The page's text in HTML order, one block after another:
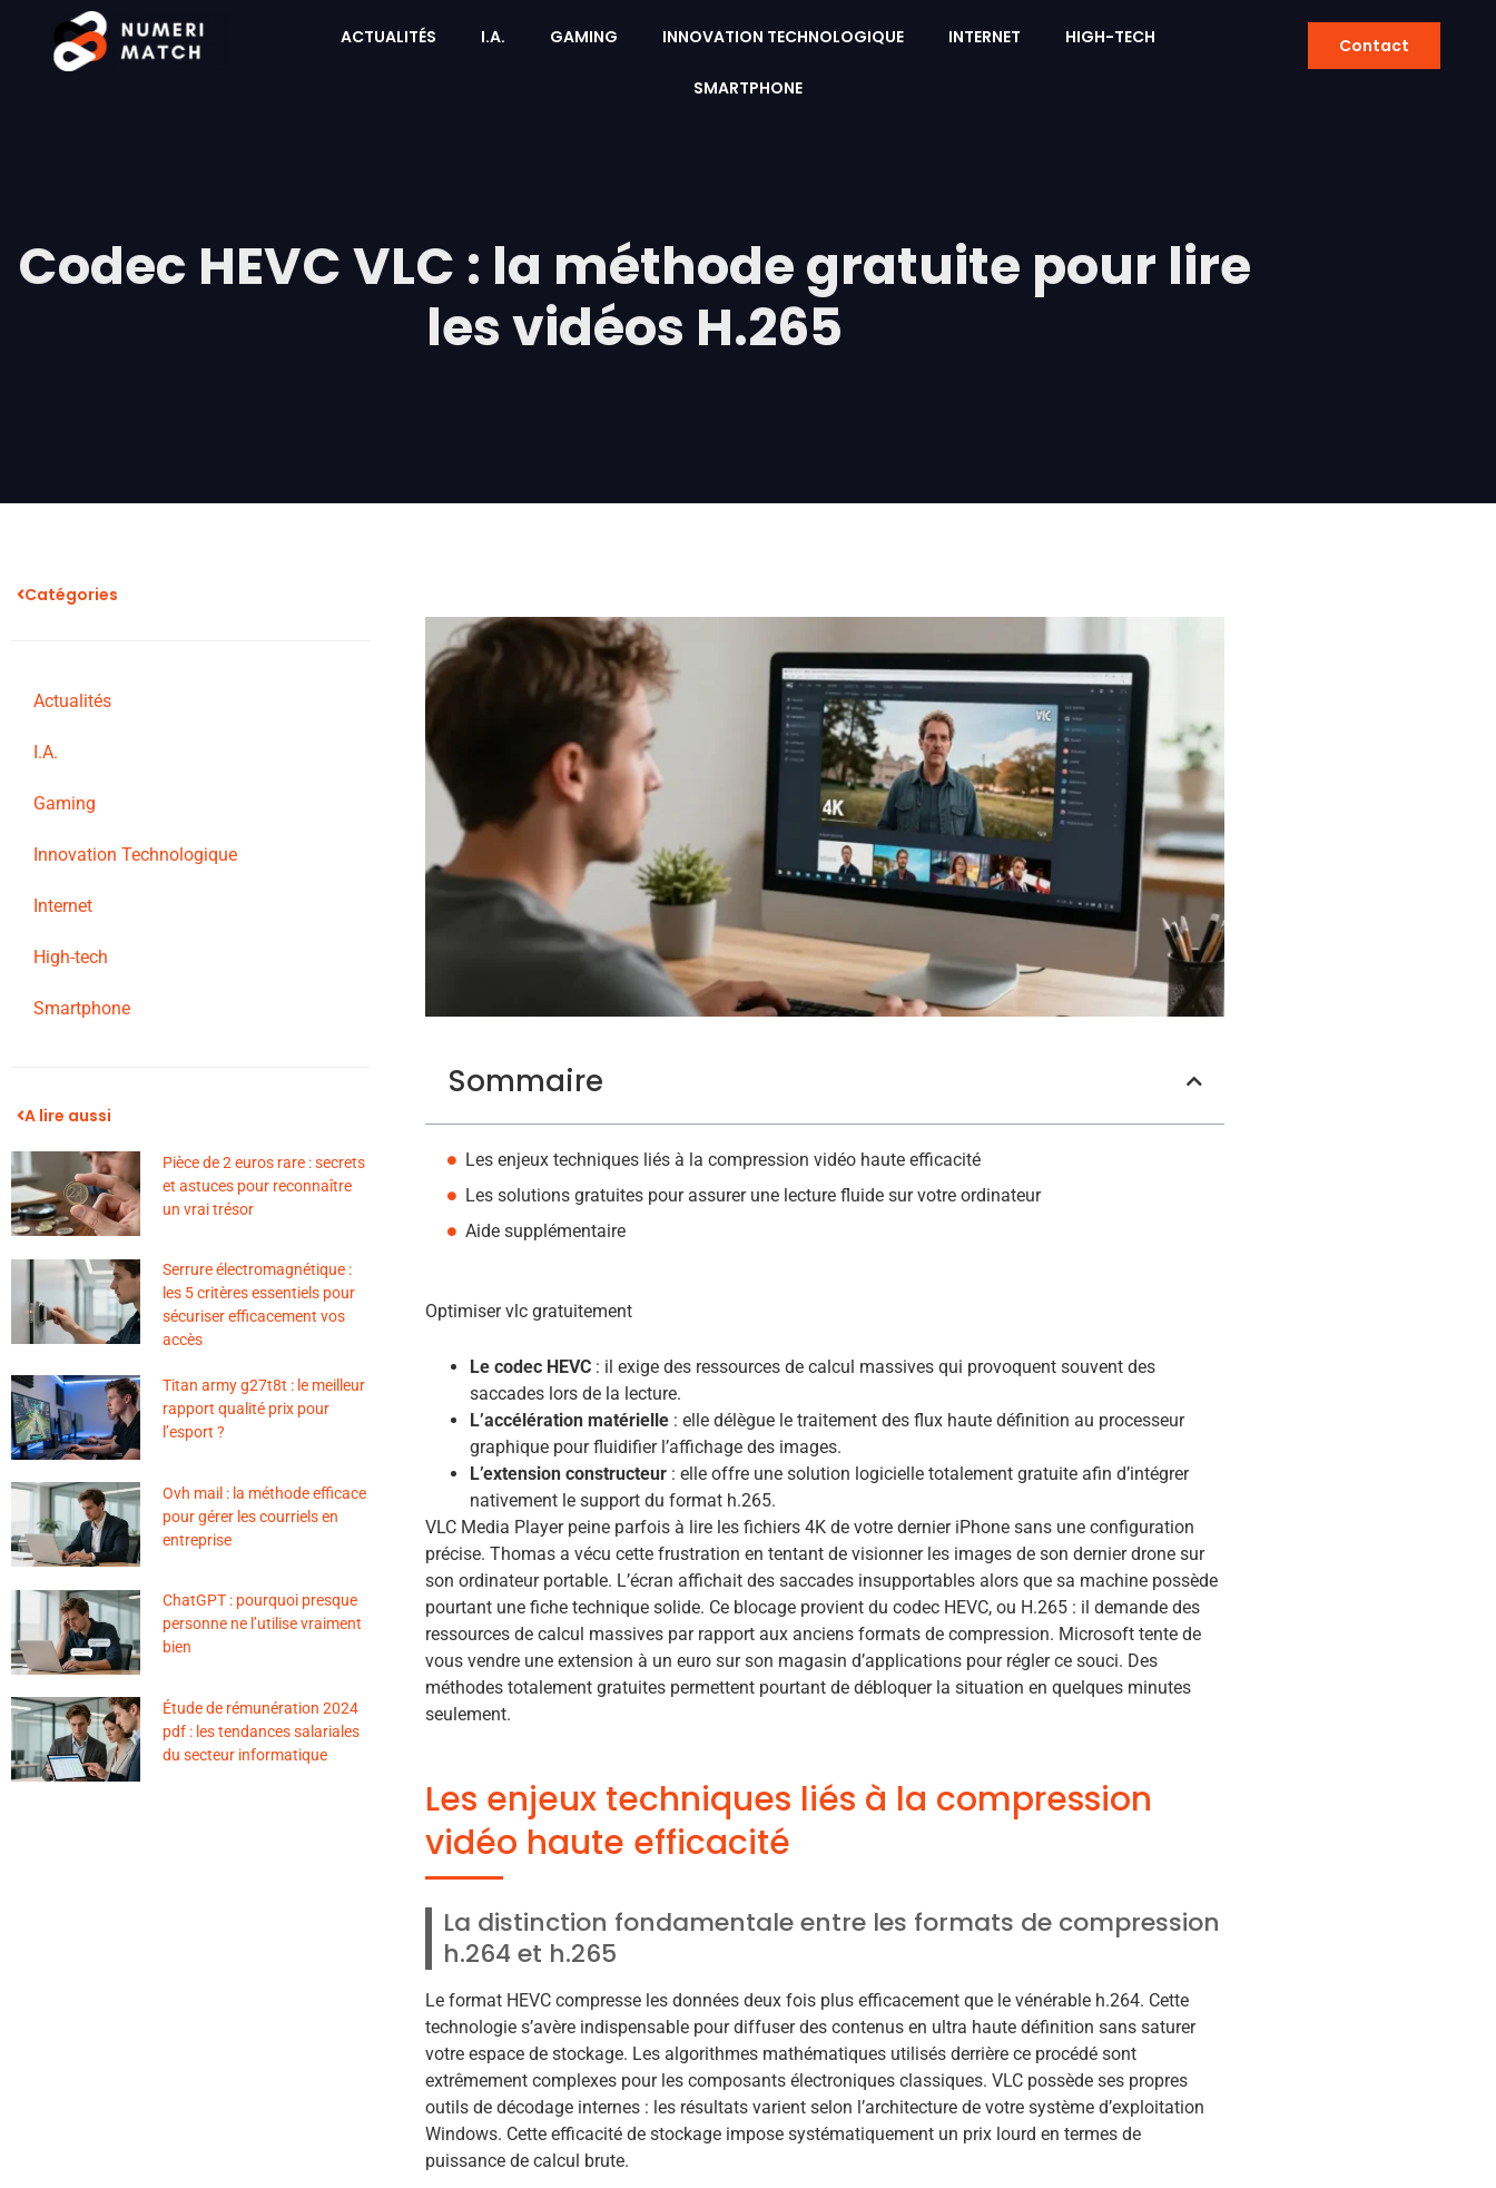
ACTUALITÉS I.A. GAMING INNOVATION TECHNOLOGIQUE INTERNET HIGH-TECH
SMARTPHONE
Contact
Codec HEVC VLC : la méthode gratuite pour lire
les vidéos H.265
Catégories
Actualités
I.A.
Gaming
Innovation Technologique
Internet
High-tech
Smartphone
A lire aussi
Pièce de 2 euros rare : secrets
et astuces pour reconnaître
un vrai trésor
Serrure électromagnétique :
les 5 critères essentiels pour
sécuriser efficacement vos
accès
Titan army g27t8t : le meilleur
rapport qualité prix pour
l’esport ?
Ovh mail : la méthode efficace
pour gérer les courriels en
entreprise
ChatGPT : pourquoi presque
personne ne l’utilise vraiment
bien
Étude de rémunération 2024
pdf : les tendances salariales
du secteur informatique
Sommaire
Les enjeux techniques liés à la compression vidéo haute efficacité
Les solutions gratuites pour assurer une lecture fluide sur votre ordinateur
Aide supplémentaire
Optimiser vlc gratuitement
Le codec HEVC: il exige des ressources de calcul massives qui provoquent souvent des
saccades lors de la lecture.
L’accélération matérielle: elle délègue le traitement des flux haute définition au processeur
graphique pour fluidifier l’affichage des images.
L’extension constructeur: elle offre une solution logicielle totalement gratuite afin d’intégrer
nativement le support du format h.265.
VLC Media Player peine parfois à lire les fichiers 4K de votre dernier iPhone sans une configuration
précise. Thomas a vécu cette frustration en tentant de visionner les images de son dernier drone sur
son ordinateur portable. L’écran affichait des saccades insupportables alors que sa machine possède
pourtant une fiche technique solide. Ce blocage provient du codec HEVC, ou H.265 : il demande des
ressources de calcul massives par rapport aux anciens formats de compression. Microsoft tente de
vous vendre une extension à un euro sur son magasin d’applications pour régler ce souci. Des
méthodes totalement gratuites permettent pourtant de débloquer la situation en quelques minutes
seulement.
Les enjeux techniques liés à la compression
vidéo haute efficacité
La distinction fondamentale entre les formats de compression
h.264 et h.265
Le format HEVC compresse les données deux fois plus efficacement que le vénérable h.264. Cette
technologie s’avère indispensable pour diffuser des contenus en ultra haute définition sans saturer
votre espace de stockage. Les algorithmes mathématiques utilisés derrière ce procédé sont
extrêmement complexes pour les composants électroniques classiques. VLC possède ses propres
outils de décodage internes : les résultats varient selon l’architecture de votre système d’exploitation
Windows. Cette efficacité de stockage impose systématiquement un prix lourd en termes de
puissance de calcul brute.